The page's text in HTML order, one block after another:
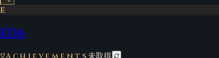
E
EDA